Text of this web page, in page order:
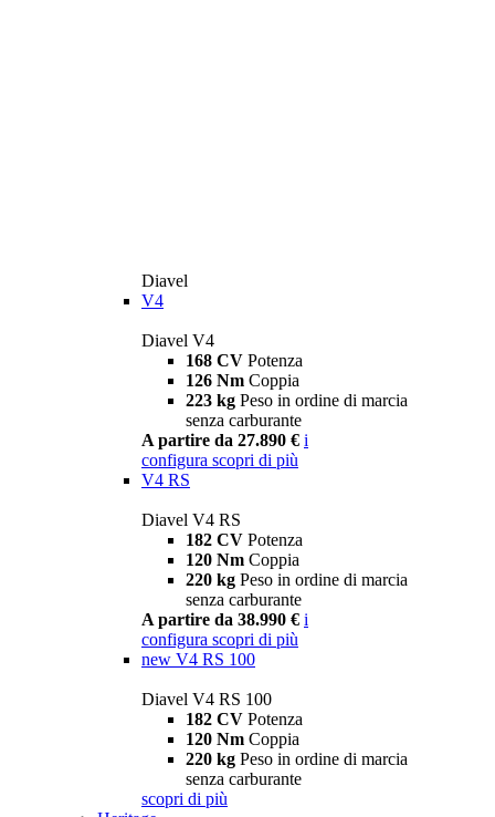
Diavel
V4
Diavel V4
168 CV Potenza
126 Nm Coppia
223 kg Peso in ordine di marcia
senza carburante
A partire da 27.890 € i
configura scopri di più
V4 RS
Diavel V4 RS
182 CV Potenza
120 Nm Coppia
220 kg Peso in ordine di marcia
senza carburante
A partire da 38.990 € i
configura scopri di più
new V4 RS 100
Diavel V4 RS 100
182 CV Potenza
120 Nm Coppia
220 kg Peso in ordine di marcia
senza carburante
scopri di più